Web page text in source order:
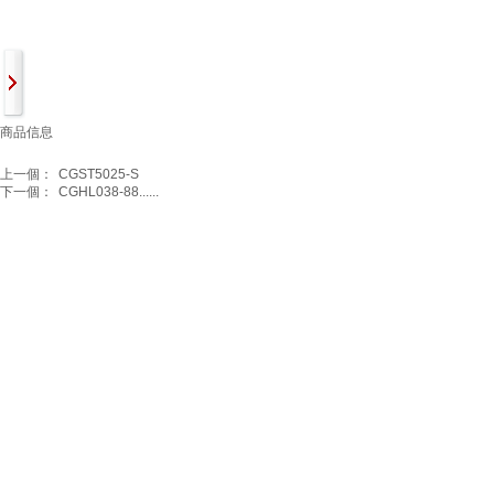
商品信息
上一個：
CGST5025-S
下一個：
CGHL038-88......